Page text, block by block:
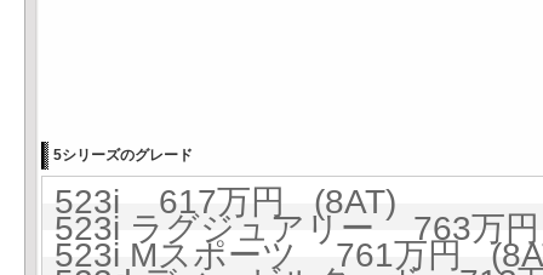
5シリーズのグレード
523i 617万円 (8AT)
523i ラグジュアリー 763万
523i Mスポーツ 761万円